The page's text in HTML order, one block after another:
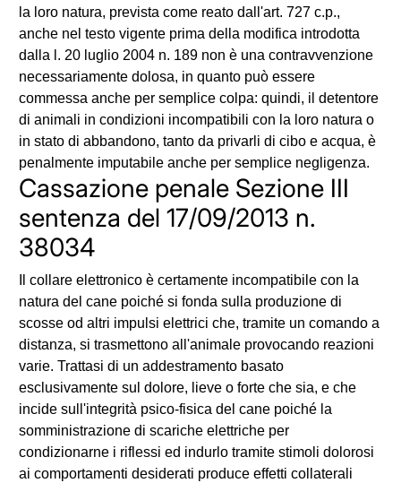
la loro natura, prevista come reato dall'art. 727 c.p.,
anche nel testo vigente prima della modifica introdotta
dalla l. 20 luglio 2004 n. 189 non è una contravvenzione
necessariamente dolosa, in quanto può essere
commessa anche per semplice colpa: quindi, il detentore
di animali in condizioni incompatibili con la loro natura o
in stato di abbandono, tanto da privarli di cibo e acqua, è
penalmente imputabile anche per semplice negligenza.
Cassazione penale Sezione III
sentenza del 17/09/2013 n.
38034
Il collare elettronico è certamente incompatibile con la
natura del cane poiché si fonda sulla produzione di
scosse od altri impulsi elettrici che, tramite un comando a
distanza, si trasmettono all'animale provocando reazioni
varie. Trattasi di un addestramento basato
esclusivamente sul dolore, lieve o forte che sia, e che
incide sull'integrità psico-fisica del cane poiché la
somministrazione di scariche elettriche per
condizionarne i riflessi ed indurlo tramite stimoli dolorosi
ai comportamenti desiderati produce effetti collaterali